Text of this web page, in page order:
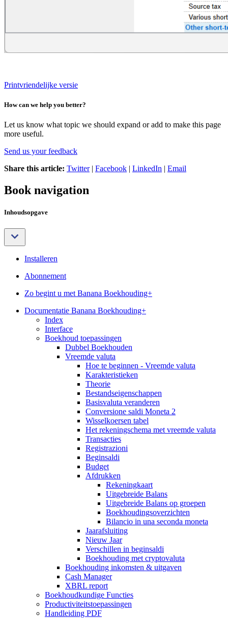
Printvriendelijke versie
How can we help you better?
Let us know what topic we should expand or add to make this page
more useful.
Send us your feedback
Share this article: Twitter| Facebook | LinkedIn | Email
Book navigation
Inhoudsopgave
Installeren
Abonnement
Zo begint u met Banana Boekhouding+
Documentatie Banana Boekhouding+
Index
Interface
Boekhoud toepassingen
Dubbel Boekhouden
Vreemde valuta
Hoe te beginnen - Vreemde valuta
Karakteristieken
Theorie
Bestandseigenschappen
Basisvaluta veranderen
Conversione saldi Moneta 2
Wisselkoersen tabel
Het rekeningschema met vreemde valuta
Transacties
Registrazioni
Beginsaldi
Budget
Afdrukken
Rekeningkaart
Uitgebreide Balans
Uitgebreide Balans op groepen
Boekhoudingsoverzichten
Bilancio in una seconda moneta
Jaarafsluiting
Nieuw Jaar
Verschillen in beginsaldi
Boekhouding met cryptovaluta
Boekhouding inkomsten & uitgaven
Cash Manager
XBRL report
Boekhoudkundige Functies
Productiviteitstoepassingen
Handleiding PDF